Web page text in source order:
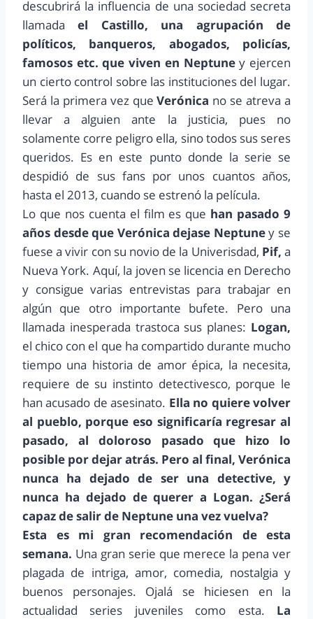
descubrirá la influencia de una sociedad secreta
llamadael Castillo, una agrupación de
políticos, banqueros, abogados, policías,
famosos etc. que viven en Neptuney ejercen
un cierto control sobre las instituciones del lugar.
Será la primera vez que Verónica no se atreva a
llevar a alguien ante la justicia, pues no
solamente corre peligro ella, sino todos sus seres
queridos. Es en este punto donde la serie se
despidió de sus fans por unos cuantos años,
hasta el 2013, cuando se estrenó la película.
Lo que nos cuenta el film es que han pasado 9
años desde que Verónica dejase Neptuney se
fuese a vivir con su novio de la Univerisdad, Pif, a
Nueva York. Aquí, la joven se licencia en Derecho
y consigue varias entrevistas para trabajar en
algún que otro importante bufete. Pero una
llamada inesperada trastoca sus planes: Logan,
el chico con el que ha compartido durante mucho
tiempo una historia de amor épica, la necesita,
requiere de su instinto detectivesco, porque le
han acusado de asesinato. Ella no quiere volver
al pueblo, porque eso significaría regresar al
pasado, al doloroso pasado que hizo lo
posible por dejar atrás. Pero al final, Verónica
nunca ha dejado de ser una detective, y
nunca ha dejado de querer a Logan. ¿Será
capaz de salir de Neptune una vez vuelva?
Esta es mi gran recomendación de esta
semana. Una gran serie que merece la pena ver
plagada de intriga, amor, comedia, nostalgia y
buenos personajes. Ojalá se hiciesen en la
actualidad series juveniles como esta. La